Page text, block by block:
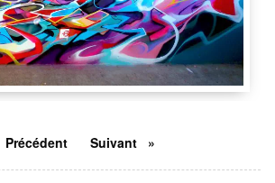
Précédent Suivant